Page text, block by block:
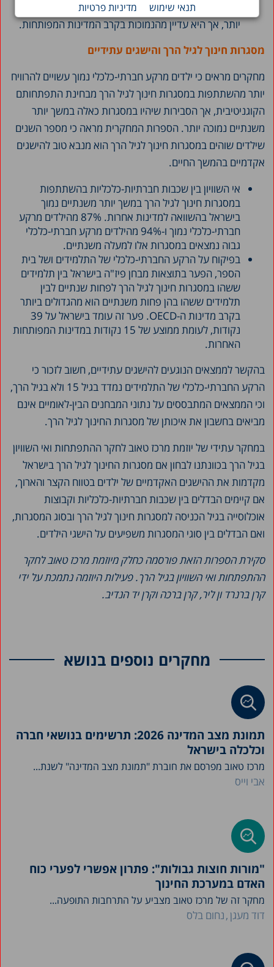
תנאי שימוש מדיניות פרטיות
יותר, אך היא עדיין מהנמוכות בקרב המדינות המפותחות.
מסגרות חינוך לגיל הרך והישגים עתידיים
מחקרים מראים כי ילדים מרקע חברתי-כלכלי נמוך עשויים להרוויח
יותר מהשתתפות במסגרות חינוך לגיל הרך מבחינת התפתחותם
הקוגניטיבית, אך הסבירות שיהיו במסגרות כאלה במשך יותר
משנתיים נמוכה יותר. הספרות המחקרית מראה כי מספר השנים
שילדים שוהים במסגרות חינוך לגיל הרך הוא מנבא טוב להישגים
אקדמיים בהמשך החיים.
אי השוויון בין שכבות חברתיות-כלכליות בהשתתפות
במסגרות חינוך לגיל הרך במשך יותר משנתיים נמוך
בישראל בהשוואה למדינות אחרות. 87% מהילדים מרקע
חברתי-כלכלי נמוך ו-94% מהילדים מרקע חברתי-כלכלי
גבוה נמצאים במסגרות אלו למעלה משנתיים.
בפיקוח על הרקע החברתי-כלכלי של התלמידים ושל בית
הספר, הפער בתוצאות מבחן פיז"ה בישראל בין תלמידים
ששהו במסגרות חינוך לגיל הרך לפחות שנתיים לבין
תלמידים ששהו בהן פחות משנתיים הוא מהגדולים ביותר
בקרב מדינות ה-OECD. פער זה עומד בישראל על 39
נקודות, לעומת ממוצע של 15 נקודות במדינות המפותחות
האחרות.
בהקשר לממצאים הנוגעים להישגים עתידיים, חשוב לזכור כי
הרקע החברתי-כלכלי של התלמידים נמדד בגיל 15 ולא בגיל הרך,
וכי הממצאים המתבססים על נתוני המבחנים הבין-לאומיים אינם
מביאים בחשבון את איכותן של מסגרות החינוך לגיל הרך.
במחקר עתידי של יוזמת מרכז טאוב לחקר ההתפתחות ואי השוויון
בגיל הרך בכוונתנו לבחון אם מסגרות החינוך לגיל הרך בישראל
מקדמות את ההישגים האקדמיים של ילדים בטווח הקצר והארוך,
אם קיימים הבדלים בין שכבות חברתיות-כלכליות וקבוצות
אוכלוסייה בגיל הכניסה למסגרות חינוך לגיל הרך ובסוג המסגרות,
ואם הבדלים בין סוגי המסגרות משפיעים על הישגי הילדים.
סקירת הספרות הזאת פורסמה כחלק מיוזמת מרכז טאוב לחקר
ההתפתחות ואי השוויון בגיל הרך. פעילות היוזמה נתמכת על ידי
קרן ברנרד ון ליר, קרן ברכה וקרן יד הנדיב.
מחקרים נוספים בנושא
תמונת מצב המדינה 2026: תרשימים בנושאי חברה
וכלכלה בישראל
מרכז טאוב מפרסם את חוברת "תמונת מצב המדינה" לשנת...
אבי וייס
"מורות חוצות גבולות": פתרון אפשרי לפערי כוח
האדם במערכת החינוך
מחקר זה של מרכז טאוב מצביע על התרחבות התופעה...
דוד מעגן נחום בלס